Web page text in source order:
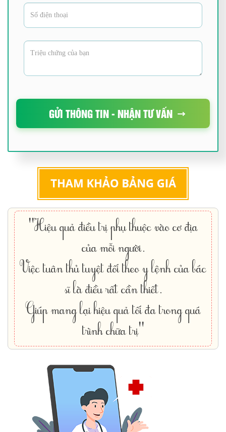
GỬI THÔNG TIN - NHẬN TƯ VẤN
"Hiệu quả điều trị phụ thuộc vào cơ địa
của mỗi người.
Việc tuân thủ tuyệt đối theo y lệnh của bác
sĩ là điều rất cần thiết.
Giúp mang lại hiệu quả tối đa trong quá
trình chữa trị"